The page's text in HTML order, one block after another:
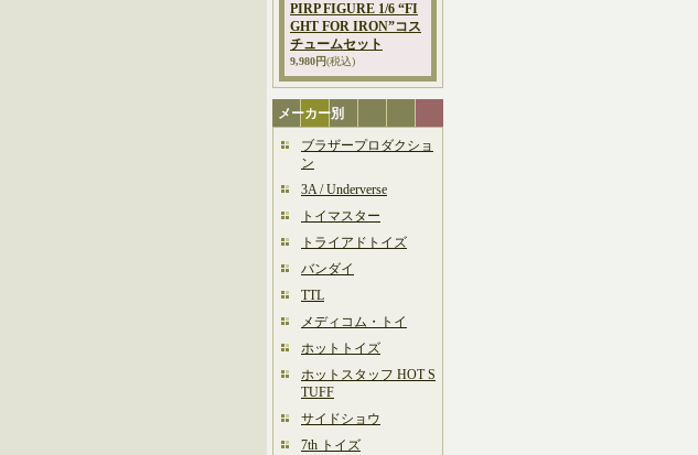
PIRP FIGURE 1/6 “FI
GHT FOR IRON”コス
チュームセット
9,980円(税込)
メーカー別
ブラザープロダクショ
ン
3A / Underverse
トイマスター
トライアドトイズ
バンダイ
TTL
メディコム・トイ
ホットトイズ
ホットスタッフ HOT S
TUFF
サイドショウ
7th トイズ